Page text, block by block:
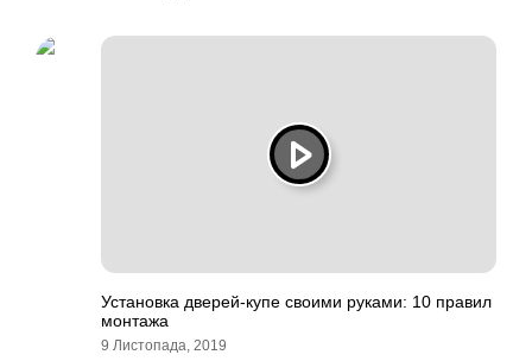
Установка дверей-купе своими руками: 10 правил
монтажа
9 Листопада, 2019